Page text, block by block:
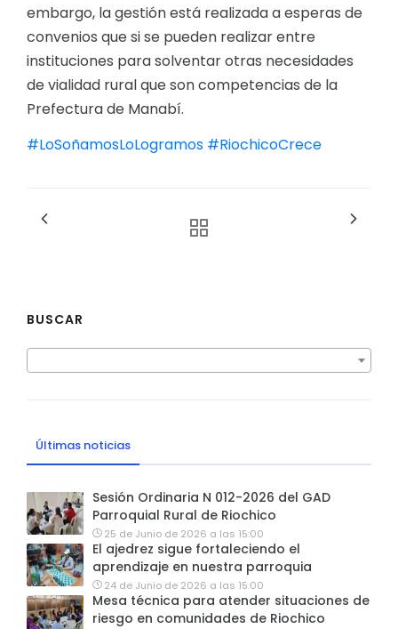
embargo, la gestión está realizada a esperas de
convenios que si se pueden realizar entre
instituciones para solventar otras necesidades
de vialidad rural que son competencias de la
Prefectura de Manabí.
#LoSoñamosLoLogramos #RiochicoCrece
BUSCAR
Últimas noticias
Sesión Ordinaria N 012-2026 del GAD
Parroquial Rural de Riochico
25 de Junio de 2026 a las 15:00
El ajedrez sigue fortaleciendo el
aprendizaje en nuestra parroquia
24 de Junio de 2026 a las 15:00
Mesa técnica para atender situaciones de
riesgo en comunidades de Riochico